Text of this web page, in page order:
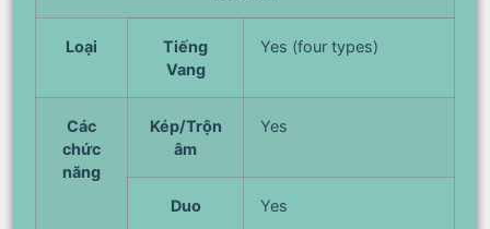
Loại
Tiếng
Vang
Yes (four types)
Các
chức
năng
Kép/Trộn
âm
Yes
Duo Yes